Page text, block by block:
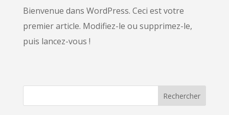
Bienvenue dans WordPress. Ceci est votre
premier article. Modifiez-le ou supprimez-le,
puis lancez-vous !